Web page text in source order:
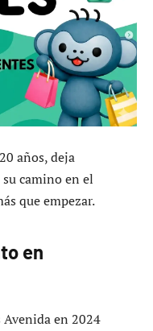
años, deja
camino en el
que empezar.
en
en 2024